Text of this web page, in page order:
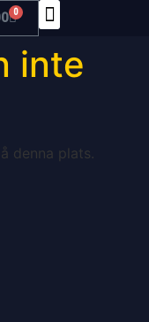
0
inte
denna plats.